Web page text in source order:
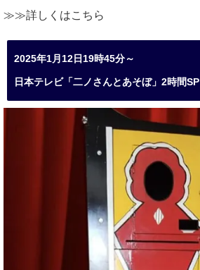
≫≫詳しくはこちら
2025年1月12日19時45分～
日本テレビ「二ノさんとあそぼ」2時間SP